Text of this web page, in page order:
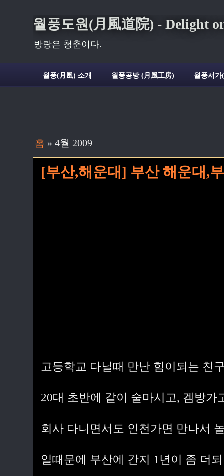
월풍도원(月風道院) - Delight
방랑은 청춘이다.
월풍(月風) 소개 월풍공방 (月風工房) 월풍서
홈 » 4월 2009
[부산,해운대] 부산 해운대,
고등학교 다닐때 만난 힘이되는 친
20대 초반에 같이 술마시고, 겜방가
회사 다니면서도 인천가면 만나서
일때문에 부산에 간지 1년이 좀 더